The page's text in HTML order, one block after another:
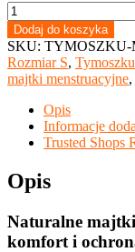
ilość
Tymoszku
-
majtki
menstruacyjne
krój
HIPSTER
rozmiar
obwód
90-
cm
(wybór
Dodaj do koszyka
SKU: TYMOSZKU-
Rozmiar S, Tymoszku
majtki menstruacyjne,
Opis
Informacje
Trusted Shops
Opis
Naturalne
komfort i